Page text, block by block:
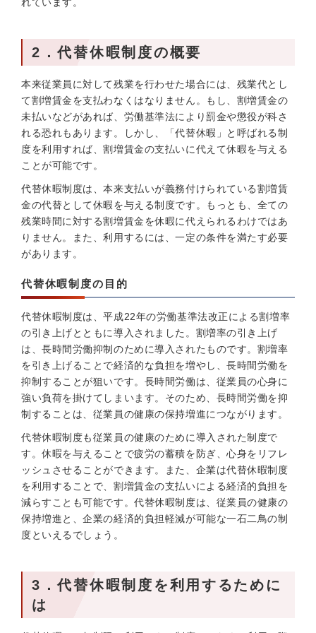
2．代替休暇制度の概要
本来従業員に対して残業を行わせた場合には、残業代とし
て割増賃金を支払わなくはなりません。もし、割増賃金の
未払いなどがあれば、労働基準法により罰金や懲役が科さ
れる恐れもあります。しかし、「代替休暇」と呼ばれる制
度を利用すれば、割増賃金の支払いに代えて休暇を与える
ことが可能です。
代替休暇制度は、本来支払いが義務付けられている割増賃
金の代替として休暇を与える制度です。もっとも、全ての
残業時間に対する割増賃金を休暇に代えられるわけではあ
りません。また、利用するには、一定の条件を満たす必要
があります。
代替休暇制度の目的
代替休暇制度は、平成22年の労働基準法改正による割増率
の引き上げとともに導入されました。割増率の引き上げ
は、長時間労働抑制のために導入されたものです。割増率
を引き上げることで経済的な負担を増やし、長時間労働を
抑制することが狙いです。長時間労働は、従業員の心身に
強い負荷を掛けてしまいます。そのため、長時間労働を抑
制することは、従業員の健康の保持増進につながります。
代替休暇制度も従業員の健康のために導入された制度で
す。休暇を与えることで疲労の蓄積を防ぎ、心身をリフレ
ッシュさせることができます。また、企業は代替休暇制度
を利用することで、割増賃金の支払いによる経済的負担を
減らすことも可能です。代替休暇制度は、従業員の健康の
保持増進と、企業の経済的負担軽減が可能な一石二鳥の制
度といえるでしょう。
3．代替休暇制度を利用するために
は